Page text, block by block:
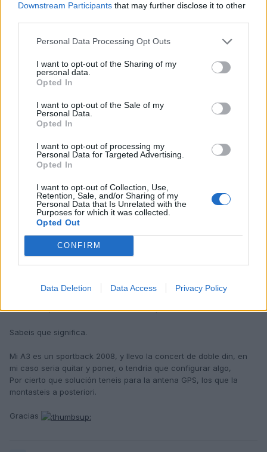
Downstream Participants that may further disclose it to other
Personal Data Processing Opt Outs
I want to opt-out of the Sharing of my
personal data.
Opted In
I want to opt-out of the Sale of my
Personal Data.
Opted In
I want to opt-out of processing my
Personal Data for Targeted Advertising.
Opted In
I want to opt-out of Collection, Use,
Retention, Sale, and/or Sharing of my
Personal Data that Is Unrelated with the
Purposes for which it was collected.
Opted Out
CONFIRM
Data Deletion Data Access Privacy Policy
Pues uno el doble del otro.
Ok gracias ya se una cosa mas ke kiero el RNSE,pero aver yo
aora mismo llevo instalada una camara de vision trasera(NO
ORIGINAL)podria ponersela al RNSE??
Man comentado que ay un interface con el cual si ke podria y
con el mismo interface ponerle el TDT y video en movimiento,es
Y si pudera ponerselo,seria igual ke aora ke pongo marcha atras
y se pone o tendria que modificarlo y todo el rollo??
Responder
2 meses más tarde...
K1000
Publicado26 de Julio del 2010
referencia, unos varian de otros con Q, S.
Sabeis que significa.
Mi A3 es un sportback 2008, y llevo la concert de doble din, en
mi caso seria quitar y poner, o tendria que configurar algo,
Por cierto que solución teneis para la antena GPS, los que la
montasteis a posteriori.
Gracias